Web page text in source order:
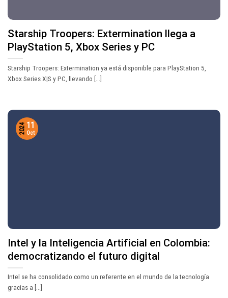
Starship Troopers: Extermination llega a
PlayStation 5, Xbox Series y PC
Starship Troopers: Extermination ya está disponible para PlayStation 5,
Xbox Series X|S y PC, llevando [...]
Intel y la Inteligencia Artificial en Colombia:
democratizando el futuro digital
Intel se ha consolidado como un referente en el mundo de la tecnología
gracias a [...]
11
Oct
2024